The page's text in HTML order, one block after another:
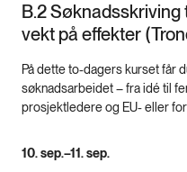
B.2 Søknadsskriving
vekt på effekter
På dette to-dagers kurset får
søknadsarbeidet – fra idé til
prosjektledere og EU- eller
10. sep.–11. sep.